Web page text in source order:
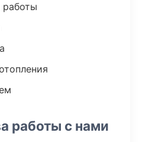
работы
работы с нами